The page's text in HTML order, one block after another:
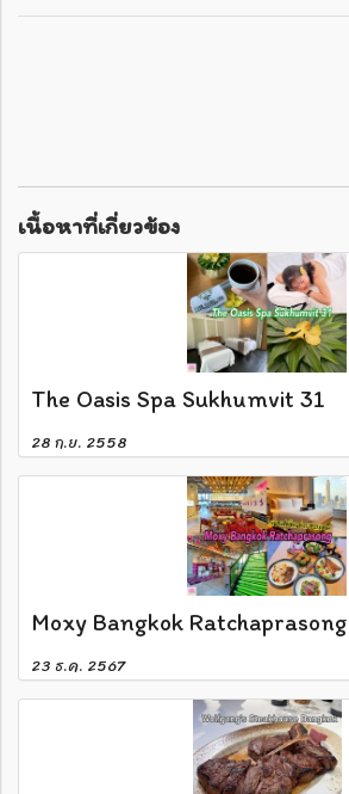
เนื้อหาที่เกี่ยวข้อง
The Oasis Spa Sukhumvit 31
28 ก.ย. 2558
Moxy Bangkok Ratchaprasong
23 ธ.ค. 2567